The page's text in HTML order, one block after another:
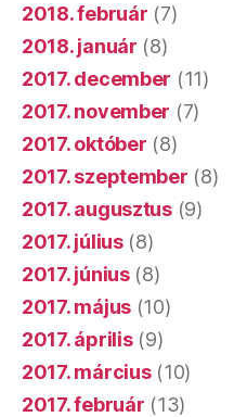
2018. február (7)
2018. január (8)
2017. december (11)
2017. november (7)
2017. október (8)
2017. szeptember (8)
2017. augusztus(9)
2017. július(8)
2017. június(8)
2017. május (10)
2017. április(9)
2017. március(10)
2017. február (13)